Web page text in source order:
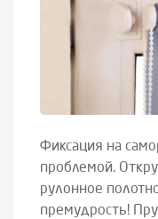
Фиксация на
проблемой.
рулонное
премудрость!